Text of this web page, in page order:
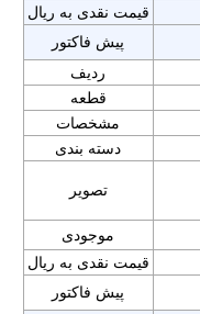
قیمت نقدی به ریال
پیش فاکتور
ردیف
قطعه
مشخصات
دسته بندی
تصویر
موجودی
قیمت نقدی به ریال
پیش فاکتور